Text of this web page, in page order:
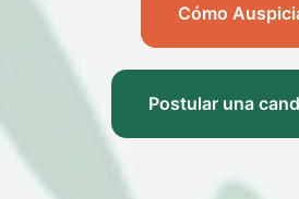
Cómo
Postular una